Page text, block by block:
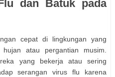
dan Batuk pada
cepat di lingkungan yang
atau pergantian musim.
yang bekerja atau sering
serangan virus flu karena